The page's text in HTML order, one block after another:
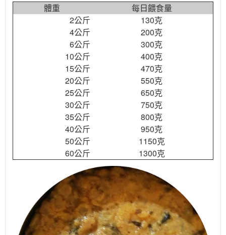
體重
每日餵食量
2公斤
130克
4公斤
200克
6公斤
300克
10公斤
400克
15公斤
470克
20公斤
550克
25公斤
650克
30公斤
750克
35公斤
800克
40公斤
950克
50公斤
1150克
60公斤
1300克